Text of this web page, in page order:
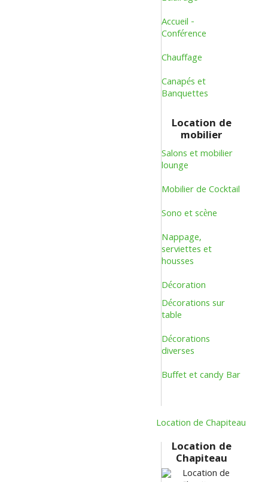
Accueil -
Conférence
Chauffage
Canapés et
Banquettes
Location de
mobilier
Salons et mobilier
lounge
Mobilier de Cocktail
Sono et scène
Nappage,
serviettes et
housses
Décoration
Décorations sur
table
Décorations
diverses
Buffet et candy Bar
Location de Chapiteau
Location de
Chapiteau